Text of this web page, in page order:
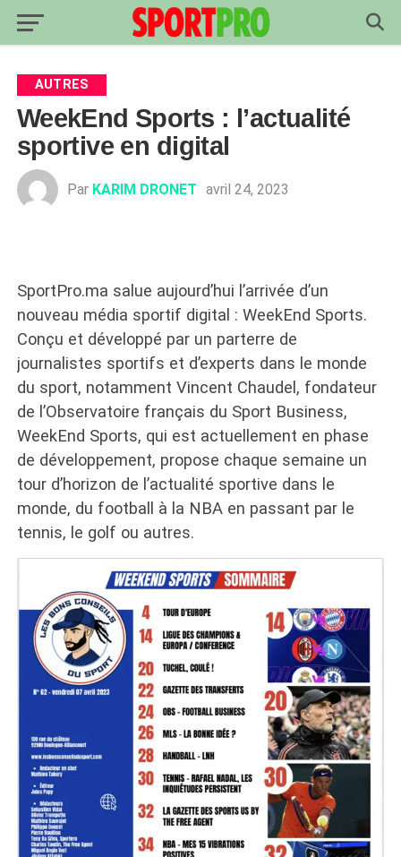
AUTRES
WeekEnd Sports : l’actualité
sportive en digital
Par KARIM DRONET avril 24, 2023
SportPro.ma salue aujourd’hui l’arrivée d’un
nouveau média sportif digital : WeekEnd Sports.
Conçu et développé par un parterre de
journalistes sportifs et d’experts dans le monde
du sport, notamment Vincent Chaudel, fondateur
de l’Observatoire français du Sport Business,
WeekEnd Sports, qui est actuellement en phase
de développement, propose chaque semaine un
tour d’horizon de l’actualité sportive dans le
monde, du football à la NBA en passant par le
tennis, le golf ou autres.